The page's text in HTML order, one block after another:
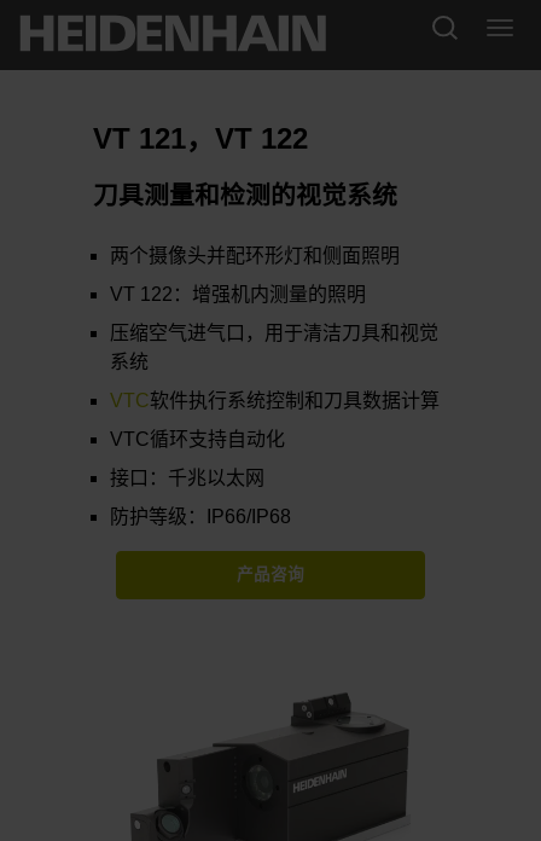
VT 121，VT 122
刀具测量和检测的视觉系统
两个摄像头并配环形灯和侧面照明
VT 122：增强机内测量的照明
压缩空气进气口，用于清洁刀具和视觉
系统
VTC软件执行系统控制和刀具数据计算
VTC循环支持自动化
接口：千兆以太网
防护等级：IP66/IP68
产品咨询